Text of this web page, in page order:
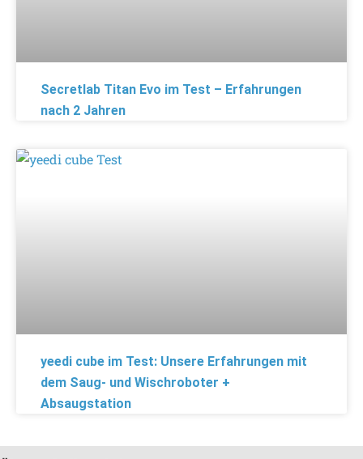
Secretlab Titan Evo im Test – Erfahrungen
nach 2 Jahren
yeedi cube im Test: Unsere Erfahrungen mit
dem Saug- und Wischroboter +
Absaugstation